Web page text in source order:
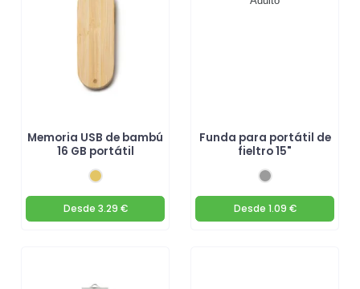
Memoria USB de bambú
16 GB portátil
Desde 3.29 €
Funda para portátil de
fieltro 15"
Desde 1.09 €